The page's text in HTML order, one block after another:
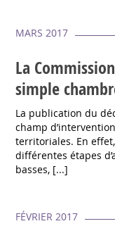
MARS 2017
La
simple
La publication du
champ
territoriales. En
différentes étapes
basses, [...]
FÉVRIER 2017